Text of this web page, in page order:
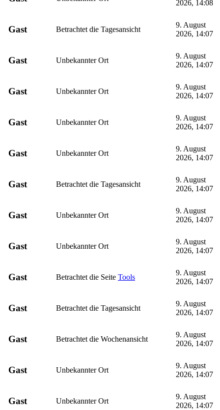
2026, 14:08
Gast Betrachtet die Tagesansicht
9. August
2026, 14:07
Gast Unbekannter Ort
9. August
2026, 14:07
Gast Unbekannter Ort
9. August
2026, 14:07
Gast Unbekannter Ort
9. August
2026, 14:07
Gast Unbekannter Ort
9. August
2026, 14:07
Gast Betrachtet die Tagesansicht
9. August
2026, 14:07
Gast Unbekannter Ort
9. August
2026, 14:07
Gast Unbekannter Ort
9. August
2026, 14:07
Gast Betrachtet die Seite Tools
9. August
2026, 14:07
Gast Betrachtet die Tagesansicht
9. August
2026, 14:07
Gast Betrachtet die Wochenansicht
9. August
2026, 14:07
Gast Unbekannter Ort
9. August
2026, 14:07
Gast Unbekannter Ort
9. August
2026, 14:07